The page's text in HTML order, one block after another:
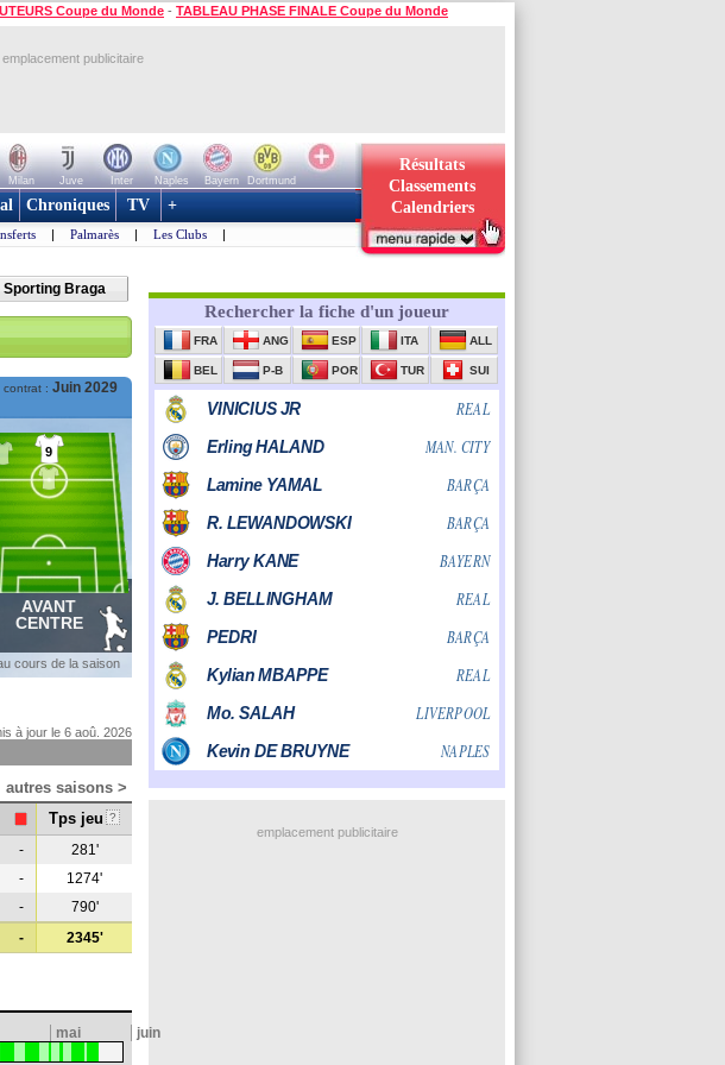
Coupe du Monde - TABLEAU PHASE FINALE Coupe du Monde
emplacement publicitaire
Milan Juve Inter Naples Bayern
Dortmund
Résultats
Classements
Calendriers
Chroniques TV +
| Palmarès | Les Clubs |
Braga
contrat : Juin 2029
9
AVANT
CENTRE
cours de la saison
à jour le 6 aoû. 2026
autres saisons >
Tps jeu ?
-
281'
-
1274'
-
790'
- 2345'
mai juin
emplacement publicitaire